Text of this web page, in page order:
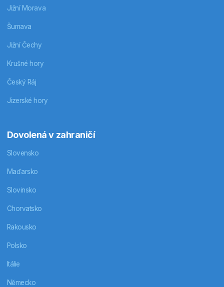
Jižní Morava
Šumava
Jižní Čechy
Krušné hory
Český Ráj
Jizerské hory
Dovolená v zahraničí
Slovensko
Maďarsko
Slovinsko
Chorvatsko
Rakousko
Polsko
Itálie
Německo